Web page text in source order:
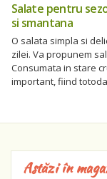
Salate pentru
si smantana
O salata simpla si
zilei. Va propunem
Consumata in stare
important, fiind
Astăzi în